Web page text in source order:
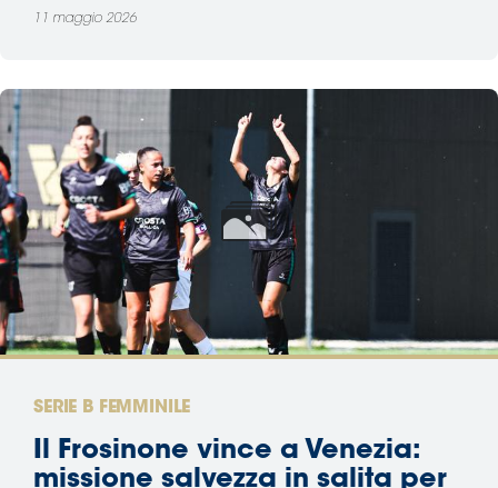
11 maggio 2026
SERIE B FEMMINILE
Il Frosinone vince a Venezia:
missione salvezza in salita per